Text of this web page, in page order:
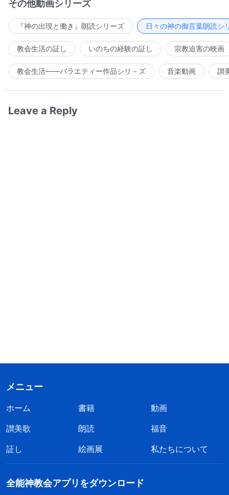
その他動画シリーズ
『神の出現と働き』朗読シリーズ 日々の神の御言葉朗読シ
教会生活の証し いのちの経験の証し 宗教迫害の映画
教会生活――バラエティー作品シリ－ズ 音楽動画 讃
Leave a Reply
メニュー
ホーム 書籍
動画
讃美歌
朗読
福音
証し
絵画展 私たちについて
全能神教会アプリをダウンロード